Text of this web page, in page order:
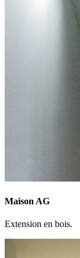
Maison AG
Extension en bois.